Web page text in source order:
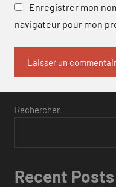
Enregistrer mon
navigateur pour mon
Rechercher
Recent Posts